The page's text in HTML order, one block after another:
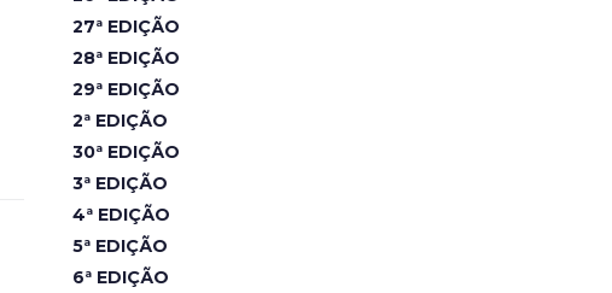
27ª EDIÇÃO
28ª EDIÇÃO
29ª EDIÇÃO
2ª EDIÇÃO
30ª EDIÇÃO
3ª EDIÇÃO
4ª EDIÇÃO
5ª EDIÇÃO
6ª EDIÇÃO